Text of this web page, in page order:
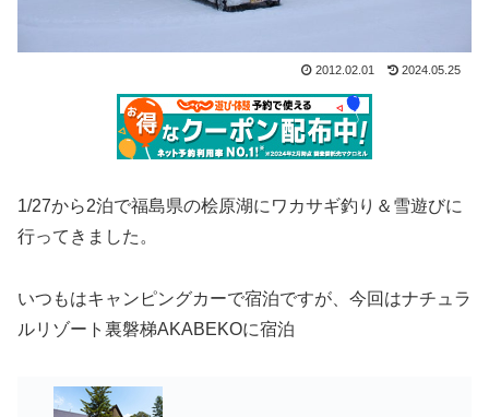
2012.02.01 2024.05.25
1/27から2泊で福島県の桧原湖にワカサギ釣り＆雪遊びに
行ってきました。
いつもはキャンピングカーで宿泊ですが、今回はナチュラ
ルリゾート裏磐梯AKABEKOに宿泊